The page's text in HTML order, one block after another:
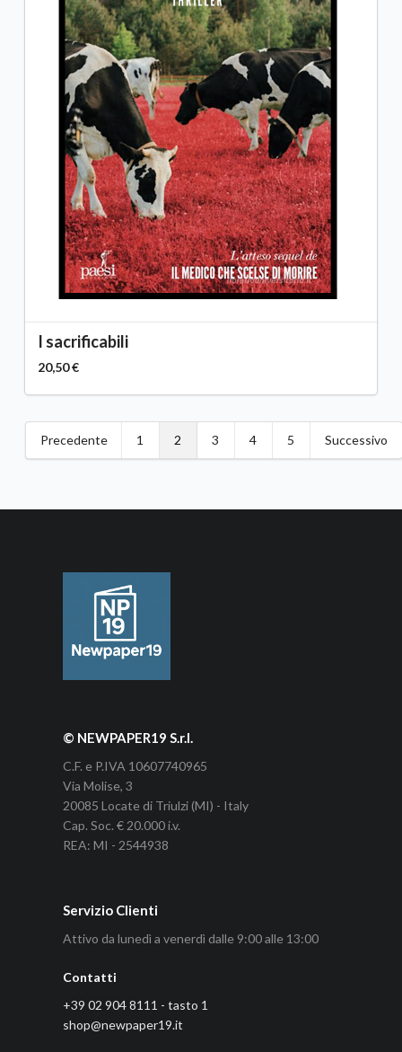
I sacrificabili
20,50 €
Precedente 1 2 3 4 5 Successivo
© NEWPAPER19 S.r.l.
C.F. e P.IVA 10607740965
Via Molise, 3
20085 Locate di Triulzi (MI) - Italy
Cap. Soc. € 20.000 i.v.
REA: MI - 2544938
Servizio Clienti
Attivo da lunedì a venerdì dalle 9:00 alle 13:00
Contatti
+39 02 904 8111 - tasto 1
shop@newpaper19.it